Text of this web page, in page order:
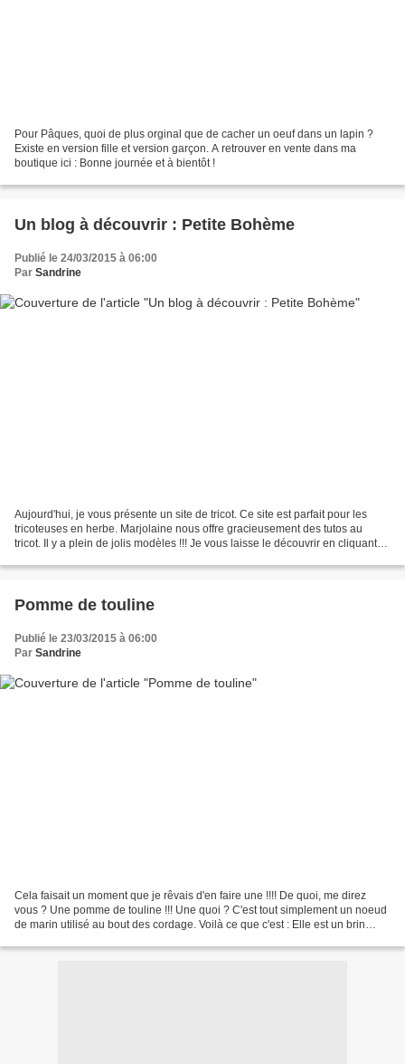
Pour Pâques, quoi de plus orginal que de cacher un oeuf dans un lapin ?
Existe en version fille et version garçon. A retrouver en vente dans ma
boutique ici : Bonne journée et à bientôt !
Un blog à découvrir : Petite Bohème
Publié le 24/03/2015 à 06:00
Par Sandrine
Aujourd'hui, je vous présente un site de tricot. Ce site est parfait pour les
tricoteuses en herbe. Marjolaine nous offre gracieusement des tutos au
tricot. Il y a plein de jolis modèles !!! Je vous laisse le découvrir en cliquant
Pomme de touline
Publié le 23/03/2015 à 06:00
Par Sandrine
Cela faisait un moment que je rêvais d'en faire une !!!! De quoi, me direz
vous ? Une pomme de touline !!! Une quoi ? C'est tout simplement un noeud
de marin utilisé au bout des cordage. Voilà ce que c'est : Elle est un brin